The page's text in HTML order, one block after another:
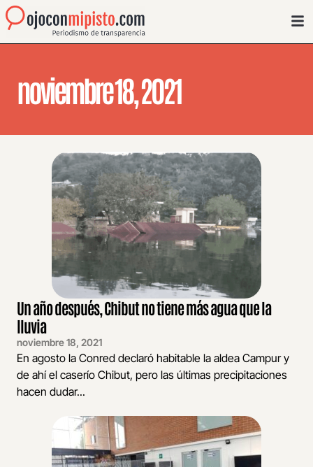
noviembre 18, 2021
Un año después, Chibut no tiene más agua que la
lluvia
noviembre 18, 2021
En agosto la Conred declaró habitable la aldea Campur y
de ahí el caserío Chibut, pero las últimas precipitaciones
hacen dudar...